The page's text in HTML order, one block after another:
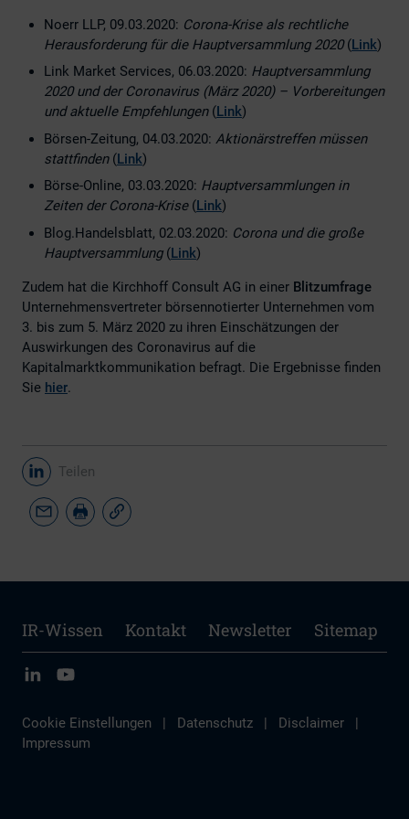
Noerr LLP, 09.03.2020: Corona-Krise als rechtliche
Herausforderung für die Hauptversammlung 2020(Link)
Link Market Services, 06.03.2020: Hauptversammlung
2020 und der Coronavirus (März 2020) – Vorbereitungen
und aktuelle Empfehlungen(Link)
Börsen-Zeitung, 04.03.2020: Aktionärstreffen müssen
stattfinden(Link)
Börse-Online, 03.03.2020: Hauptversammlungen in
Zeiten der Corona-Krise(Link)
Blog.Handelsblatt, 02.03.2020: Corona und die große
Hauptversammlung(Link)
Zudem hat die Kirchhoff Consult AG in einer Blitzumfrage
Unternehmensvertreter börsennotierter Unternehmen vom
3. bis zum 5. März 2020 zu ihren Einschätzungen der
Auswirkungen des Coronavirus auf die
Kapitalmarktkommunikation befragt. Die Ergebnisse finden
Sie hier.
Teilen
IR-Wissen Kontakt Newsletter Sitemap
Cookie Einstellungen | Datenschutz | Disclaimer
|
Impressum